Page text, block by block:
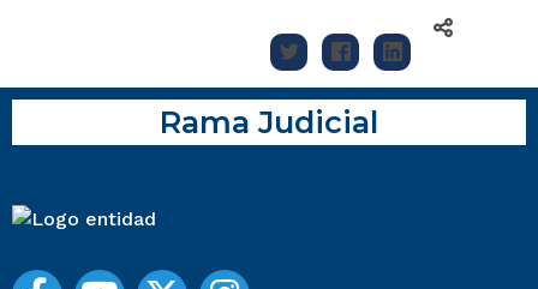
Rama Judicial